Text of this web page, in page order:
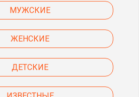
МУЖСКИЕ
ЖЕНСКИЕ
ДЕТСКИЕ